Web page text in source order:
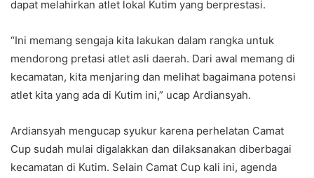
dapat melahirkan atlet lokal Kutim yang berprestasi.
“Ini memang sengaja kita lakukan dalam rangka untuk
mendorong pretasi atlet asli daerah. Dari awal memang di
kecamatan, kita menjaring dan melihat bagaimana potensi
atlet kita yang ada di Kutim ini,” ucap Ardiansyah.
Ardiansyah mengucap syukur karena perhelatan Camat
Cup sudah mulai digalakkan dan dilaksanakan diberbagai
kecamatan di Kutim. Selain Camat Cup kali ini, agenda